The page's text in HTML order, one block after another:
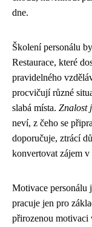
dne.
Školení personálu
Restaurace, které
pravidelného
procvičují různé
slabá místa. Znalost
neví, z čeho se
doporučuje, ztrácí
konvertovat zájem
Motivace personálu
pracuje jen pro
přirozenou motivaci